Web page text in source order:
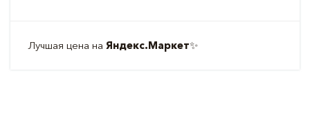
Лучшая цена на Яндекс.Маркет✨